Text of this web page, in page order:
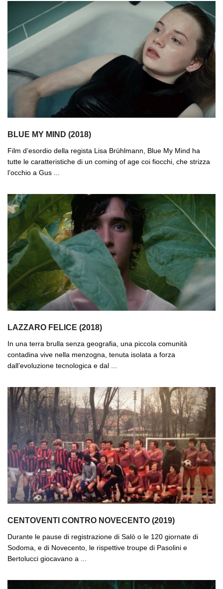
BLUE MY MIND (2018)
Film d’esordio della regista Lisa Brühlmann, Blue My Mind ha
tutte le caratteristiche di un coming of age coi fiocchi, che strizza
l’occhio a Gus ...
LAZZARO FELICE (2018)
In una terra brulla senza geografia, una piccola comunità
contadina vive nella menzogna, tenuta isolata a forza
dall’evoluzione tecnologica e dal ...
CENTOVENTI CONTRO NOVECENTO (2019)
Durante le pause di registrazione di Salò o le 120 giornate di
Sodoma, e di Novecento, le rispettive troupe di Pasolini e
Bertolucci giocavano a ...